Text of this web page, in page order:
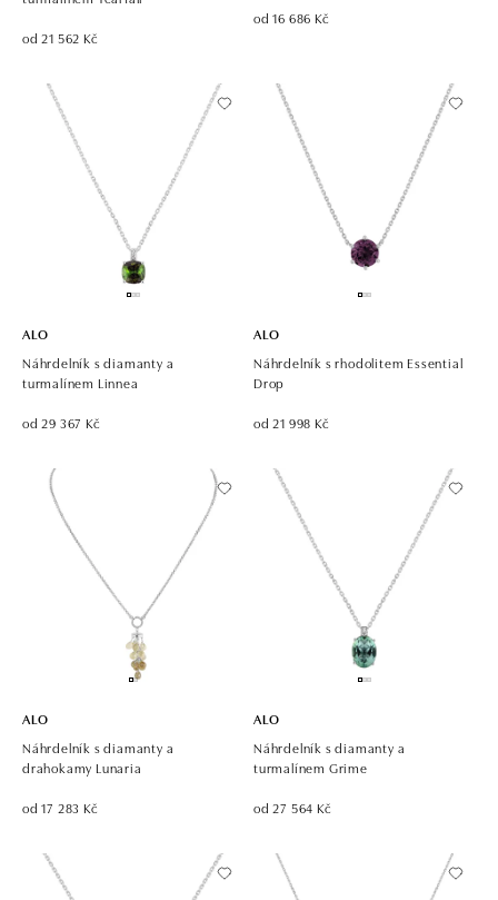
od 21 562 Kč
od 16 686 Kč
ALO
Náhrdelník s diamanty a
turmalínem Linnea
od 29 367 Kč
ALO
Náhrdelník s rhodolitem Essential
Drop
od 21 998 Kč
ALO
Náhrdelník s diamanty a
drahokamy Lunaria
od 17 283 Kč
ALO
Náhrdelník s diamanty a
turmalínem Grime
od 27 564 Kč